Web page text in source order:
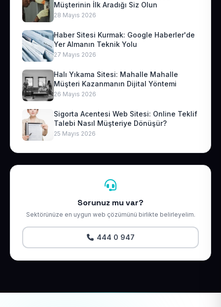
Müşterinin İlk Aradığı Siz Olun
28 Mayıs 2026
Haber Sitesi Kurmak: Google Haberler'de
Yer Almanın Teknik Yolu
27 Mayıs 2026
Halı Yıkama Sitesi: Mahalle Mahalle
Müşteri Kazanmanın Dijital Yöntemi
26 Mayıs 2026
Sigorta Acentesi Web Sitesi: Online Teklif
Talebi Nasıl Müşteriye Dönüşür?
25 Mayıs 2026
Sorunuz mu var?
Sektörünüze en uygun web çözümünü birlikte belirleyelim.
444 0 947